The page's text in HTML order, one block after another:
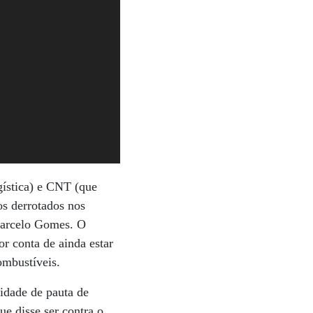
e CNT (que
derrotados nos
Gomes. O
conta de ainda estar
de pauta de